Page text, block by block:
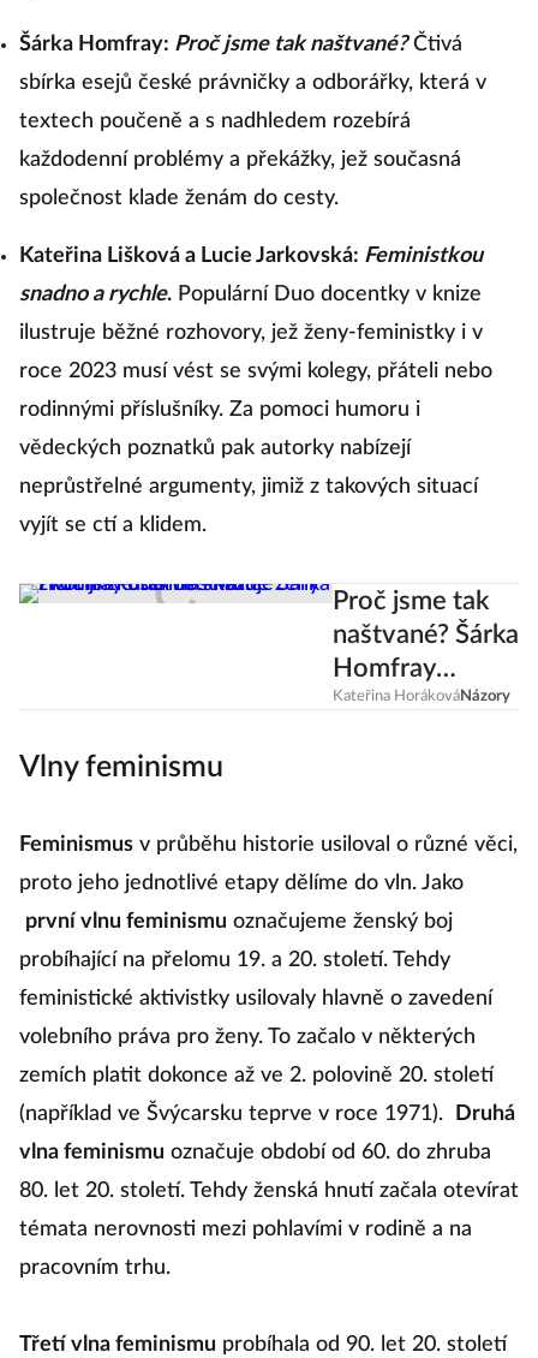
Šárka Homfray: Proč jsme tak naštvané?Čtivá
sbírka esejů české právničky a odborářky, která v
textech poučeně a s nadhledem rozebírá
každodenní problémy a překážky, jež současná
společnost klade ženám do cesty.
Kateřina Lišková a Lucie Jarkovská: Feministkou
snadno a rychle. Populární Duo docentky v knize
ilustruje běžné rozhovory, jež ženy-feministky i v
roce 2023 musí vést se svými kolegy, přáteli nebo
rodinnými příslušníky. Za pomoci humoru i
vědeckých poznatků pak autorky nabízejí
neprůstřelné argumenty, jimiž z takových situací
vyjít se ctí a klidem.
Proč jsme tak
naštvané? Šárka
Homfray
úderně shrnuje
Kateřina HorákováNázory
Vlny feminismu
Feminismus v průběhu historie usiloval o různé věci,
proto jeho jednotlivé etapy dělíme do vln. Jako
první vlnu feminismu označujeme ženský boj
probíhající na přelomu 19. a 20. století. Tehdy
feministické aktivistky usilovaly hlavně o zavedení
volebního práva pro ženy. To začalo v některých
zemích platit dokonce až ve 2. polovině 20. století
(například ve Švýcarsku teprve v roce 1971).
Druhá
vlna feminismu označuje období od 60. do zhruba
80. let 20. století. Tehdy ženská hnutí začala otevírat
témata nerovnosti mezi pohlavími v rodině a na
pracovním trhu.
Třetí vlna feminismu probíhala od 90. let 20. století